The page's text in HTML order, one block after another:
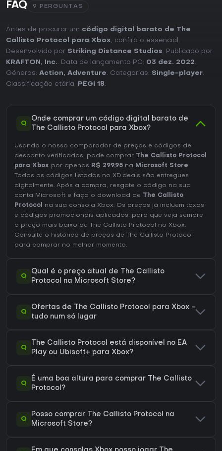
FAQ 9 PERGUNTAS
Antes de procurar um código digital barato de The
Callisto Protocol para Xbox, confira o essencial.
Desenvolvido por Striking Distance Studios. Publicado por
KRAFTON, Inc.. Data de lançamento PC: 03 dez. 2022.
Géneros: Action, Adventure. Categorias: Single-player.
Classificação etária:
PEGI 18.
Q
Onde comprar um código digital barato de
The Callisto Protocol para Xbox?
Usando o nosso comparador de preços e códigos de
desconto verificados, pode comprar
The Callisto Protocol
para Xbox por apenas R$ 299,95 na Microsoft Store.
Todos os códigos listados no XD.deals são entregues
digitalmente. Após a compra, resgate o código na sua
conta Microsoft e faça o download de
The Callisto
Protocol
na sua consola Xbox. Os preços já incluem taxas
e códigos promocionais aplicados, para que veja sempre
o preço mais baixo de The Callisto Protocol no Xbox.
Consulte o histórico de preços de The Callisto Protocol
para comprar no melhor momento.
Q
Qual é o preço atual de The Callisto
Protocol na Microsoft Store?
Q
Ofertas de The Callisto Protocol para Xbox -
tudo num só lugar
Q
The Callisto Protocol está disponível no EA
Play ou Ubisoft+ para Xbox?
Q
É uma boa altura para comprar The Callisto
Protocol?
Q
Posso comprar The Callisto Protocol na
Microsoft Store?